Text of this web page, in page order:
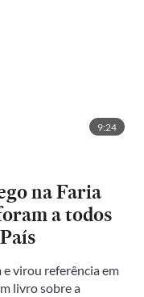
9:24
na Faria
a todos
e virou referência em
livro sobre a